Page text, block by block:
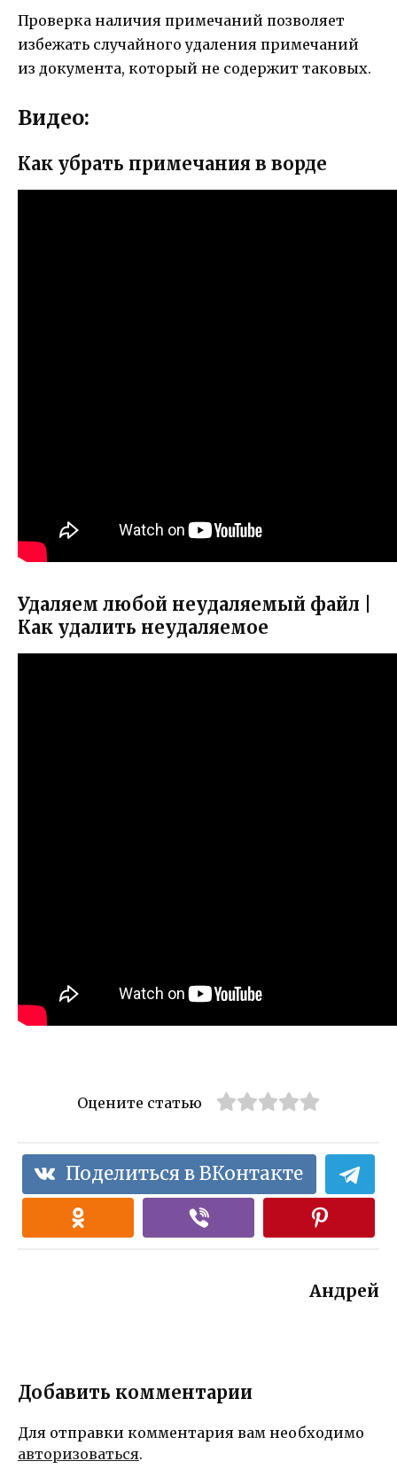
Проверка наличия примечаний позволяет
избежать случайного удаления примечаний
из документа, который не содержит таковых.
Видео:
Как убрать примечания в ворде
Удаляем любой неудаляемый файл |
Как удалить неудаляемое
Оцените статью
Поделиться в ВКонтакте
Андрей
Добавить комментарии
Для отправки комментария вам необходимо
авторизоваться.